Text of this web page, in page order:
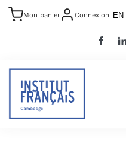
Mon panier Connexion EN